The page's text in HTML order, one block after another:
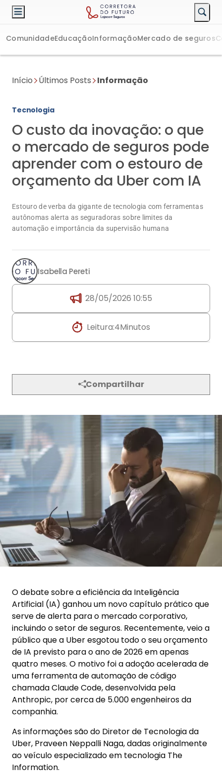
ComunidadeEducaçãoInformaçãoMercado de seguros
Início Últimos Posts Informação
Tecnologia
O custo da inovação: o que
o mercado de seguros pode
aprender com o estouro de
orçamento da Uber com IA
Estouro de verba da gigante de tecnologia com ferramentas
autônomas alerta as seguradoras sobre limites da
automação e importância da supervisão humana
Isabella Pereti
28/05/2026 10:55
Leitura:4Minutos
Compartilhar
O debate sobre a eficiência da Inteligência
Artificial (IA) ganhou um novo capítulo prático que
serve de alerta para o mercado corporativo,
incluindo o setor de seguros. Recentemente, veio a
público que a Uber esgotou todo o seu orçamento
de IA previsto para o ano de 2026 em apenas
quatro meses. O motivo foi a adoção acelerada de
uma ferramenta de automação de código
chamada Claude Code, desenvolvida pela
Anthropic, por cerca de 5.000 engenheiros da
companhia.
As informações são do Diretor de Tecnologia da
Uber, Praveen Neppalli Naga, dadas originalmente
ao veículo especializado em tecnologia The
Information.